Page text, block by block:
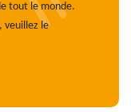
tout le monde.
veuillez le